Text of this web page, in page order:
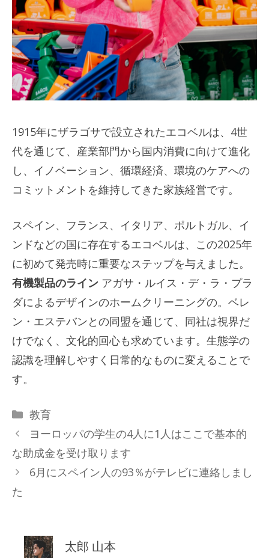
1915年にザラゴサで設立されたエコベルは、4世
代を通じて、産業部門から国内消費に向けて進化
し、イノベーション、循環経済、環境のケアへの
コミットメントを維持してきた家族経営です。
スペイン、フランス、イタリア、ポルトガル、イ
ンドなどの国に存在するエコベルは、この2025年
に初めて発売時に重要なステップを与えました。
有機製品のライン アガサ・ルイス・デ・ラ・プラ
ダによるデザインのホームクリーニングの。ベレ
ン・エステバンとの同盟を通じて、同社は視界だ
けでなく、文化的回心も求めています。生態学の
認識を理解しやすく日常的なものに変えることで
す。
カ
テ
ゴ
リ
ー
教育
ヨーロッパの学生の4人に1人はここで基本的
な助成金を受け取ります
6月にスペイン人の93％がテレビに連絡しまし
た
太郎 山本